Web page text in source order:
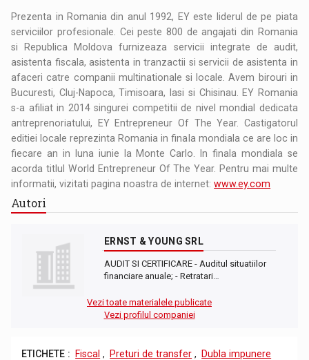
Prezenta in Romania din anul 1992, EY este liderul de pe piata
serviciilor profesionale. Cei peste 800 de angajati din Romania
si Republica Moldova furnizeaza servicii integrate de audit,
asistenta fiscala, asistenta in tranzactii si servicii de asistenta in
afaceri catre companii multinationale si locale. Avem birouri in
Bucuresti, Cluj-Napoca, Timisoara, Iasi si Chisinau. EY Romania
s-a afiliat in 2014 singurei competitii de nivel mondial dedicata
antreprenoriatului, EY Entrepreneur Of The Year. Castigatorul
editiei locale reprezinta Romania in finala mondiala ce are loc in
fiecare an in luna iunie la Monte Carlo. In finala mondiala se
acorda titlul World Entrepreneur Of The Year. Pentru mai multe
informatii, vizitati pagina noastra de internet:www.ey.com
Autori
ERNST & YOUNG SRL
AUDIT SI CERTIFICARE - Auditul situatiilor
financiare anuale; - Retratari…
Vezi toate materialele publicate
Vezi profilul companiei
ETICHETE : Fiscal , Preturi de transfer , Dubla impunere